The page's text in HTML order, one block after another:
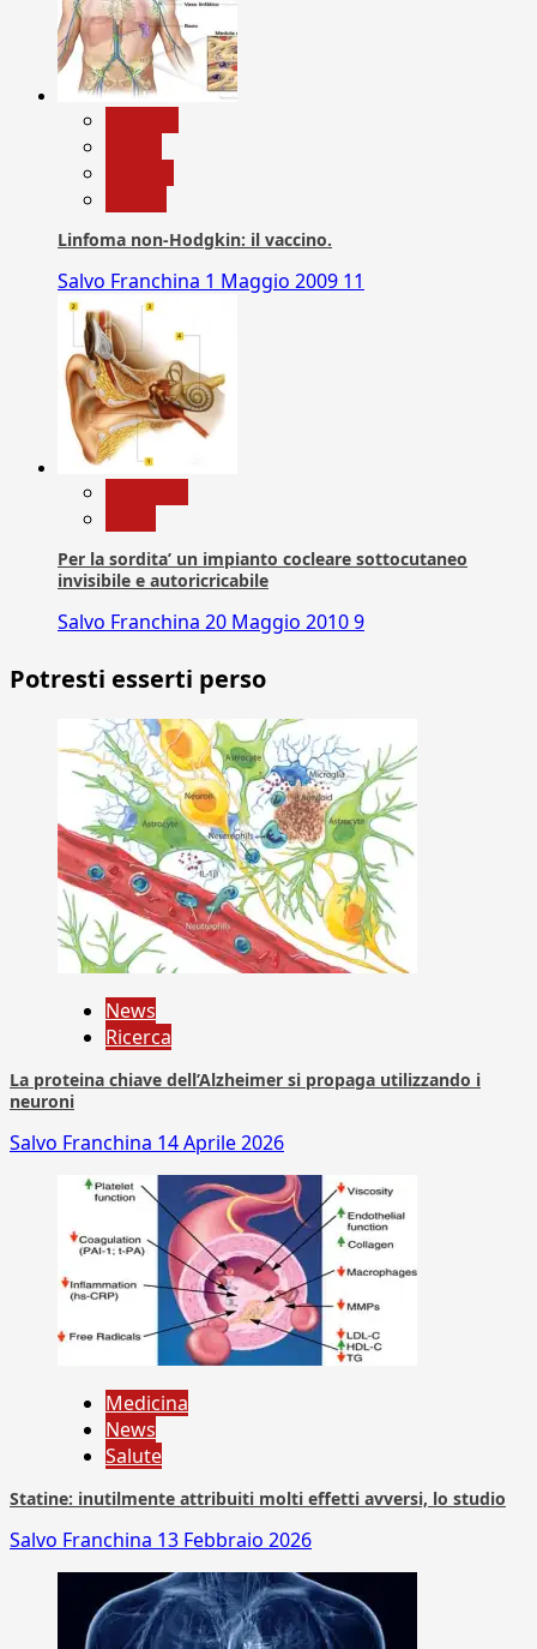
Linfoma non-Hodgkin: il vaccino.
Salvo Franchina 1 Maggio 2009 11
Per la sordita’ un impianto cocleare sottocutaneo
invisibile e autoricricabile
Salvo Franchina 20 Maggio 20109
Potresti esserti perso
News
Ricerca
La proteina chiave dell’Alzheimer si propaga utilizzando i
neuroni
Salvo Franchina 14 Aprile 2026
Medicina
News
Salute
Statine: inutilmente attribuiti molti effetti avversi, lo studio
Salvo Franchina 13 Febbraio 2026